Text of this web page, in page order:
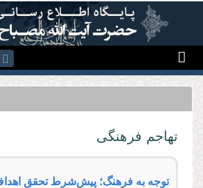
رفتن به محتوای اصلی
تهاجم فرهنگی